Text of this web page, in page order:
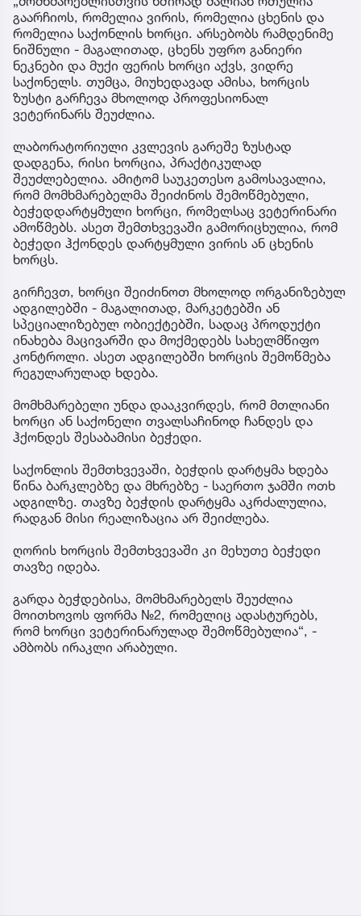
გაარჩიოს, რომელია ვირის, რომელია ცხენის და
რომელია საქონლის ხორცი. არსებობს რამდენიმე
ნიშნული - მაგალითად, ცხენს უფრო განიერი
ნეკნები და მუქი ფერის ხორცი აქვს, ვიდრე
საქონელს. თუმცა, მიუხედავად ამისა, ხორცის
ზუსტი გარჩევა მხოლოდ პროფესიონალ
ვეტერინარს შეუძლია.
ლაბორატორიული კვლევის გარეშე ზუსტად
დადგენა, რისი ხორცია, პრაქტიკულად
შეუძლებელია. ამიტომ საუკეთესო გამოსავალია,
რომ მომხმარებელმა შეიძინოს შემოწმებული,
ბეჭედდარტყმული ხორცი, რომელსაც ვეტერინარი
ამოწმებს. ასეთ შემთხვევაში გამორიცხულია, რომ
ბეჭედი ჰქონდეს დარტყმული ვირის ან ცხენის
ხორცს.
გირჩევთ, ხორცი შეიძინოთ მხოლოდ ორგანიზებულ
ადგილებში - მაგალითად, მარკეტებში ან
სპეციალიზებულ ობიექტებში, სადაც პროდუქტი
ინახება მაცივარში და მოქმედებს სახელმწიფო
კონტროლი. ასეთ ადგილებში ხორცის შემოწმება
რეგულარულად ხდება.
მომხმარებელი უნდა დააკვირდეს, რომ მთლიანი
ხორცი ან საქონელი თვალსაჩინოდ ჩანდეს და
ჰქონდეს შესაბამისი ბეჭედი.
საქონლის შემთხვევაში, ბეჭდის დარტყმა ხდება
წინა ბარკლებზე და მხრებზე - საერთო ჯამში ოთხ
ადგილზე. თავზე ბეჭდის დარტყმა აკრძალულია,
რადგან მისი რეალიზაცია არ შეიძლება.
ღორის ხორცის შემთხვევაში კი მეხუთე ბეჭედი
თავზე იდება.
გარდა ბეჭდებისა, მომხმარებელს შეუძლია
მოითხოვოს ფორმა №2, რომელიც ადასტურებს,
რომ ხორცი ვეტერინარულად შემოწმებულია“, -
ამბობს ირაკლი არაბული.